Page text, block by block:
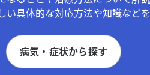
具体的な対応方法や知識などを
病気・症状から探す